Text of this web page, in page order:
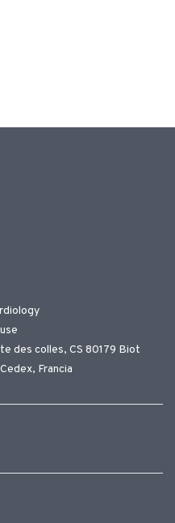
des colles, CS 80179 Biot
Francia